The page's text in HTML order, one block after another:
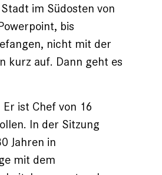
im Südosten von
bis
nicht mit der
kurz auf. Dann geht es
ist Chef von 16
In der Sitzung
Jahren in
mit dem